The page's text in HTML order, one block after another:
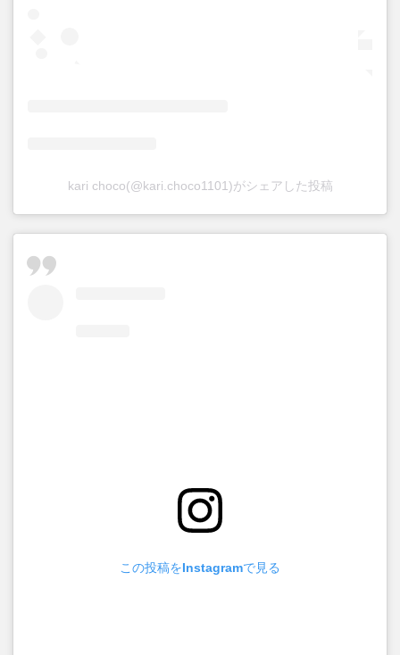
kari choco(@kari.choco1101)がシェアした投稿
この投稿をInstagramで見る